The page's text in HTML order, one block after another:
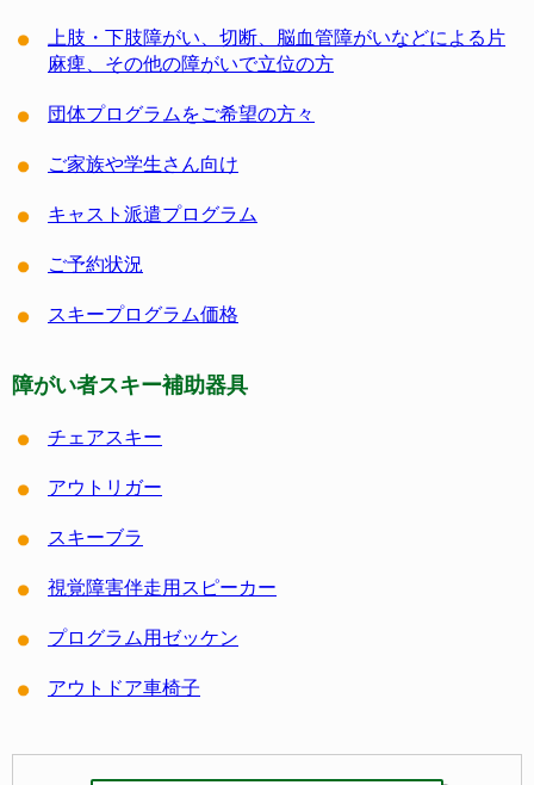
上肢・下肢障がい、切断、脳血管障がいなどによる片
麻痺、その他の障がいで立位の方
団体プログラムをご希望の方々
ご家族や学生さん向け
キャスト派遣プログラム
ご予約状況
スキープログラム価格
障がい者スキー補助器具
チェアスキー
アウトリガー
スキーブラ
視覚障害伴走用スピーカー
プログラム用ゼッケン
アウトドア車椅子